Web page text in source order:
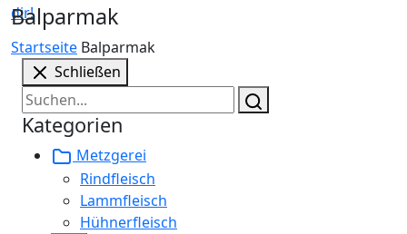
Balparmak
Startseite Balparmak
Schließen
Kategorien
Metzgerei
Rindfleisch
Lammfleisch
Hühnerfleisch